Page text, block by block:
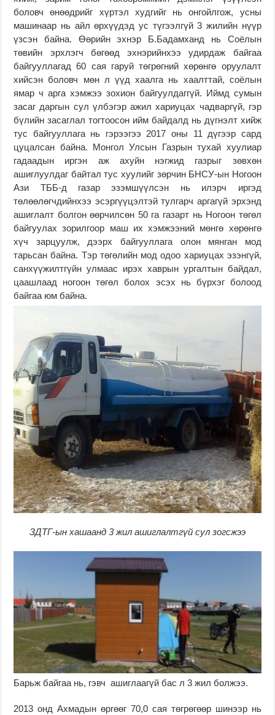
боловч өнөөдрийг хүртэл худгийг нь онгойлгож, усны
машинаар нь айл өрхүүдэд ус түгээлгүй 3 жилийн нүүр
үзсэн байна. Өөрийн эхнэр Б.Бадамханд нь Соёлын
төвийн эрхлэгч бөгөөд эхнэрийнхээ удирдаж байгаа
байгууллагад 60 сая гаруй төгрөгний хөрөнгө оруулалт
хийсэн боловч мөн л үүд хаалга нь хаалттай, соёлын
ямар ч арга хэмжээ зохион байгуулдаггүй. Иймд сумын
засаг даргын сул үлбэгэр ажил хариуцах чадваргүй, гэр
бүлийн засаглал тогтоосон ийм байдалд нь дүгнэлт хийж
тус байгууллага нь гэрээгээ 2017 оны 11 дүгээр сард
цуцалсан байна. Монгол Улсын Газрын тухай хуулиар
гадаадын иргэн аж ахуйн нэгжид газрыг зөвхөн
ашиглуулдаг байтал тус хуулийг зөрчин БНСУ-ын Ногоон
Ази ТББ-д газар эзэмшүүлсэн нь илэрч иргэд
төлөөлөгчдийнхээ эсэргүүцэлтэй тулгарч аргагүй эрхэнд
ашиглалт болгон өөрчилсөн 50 га газарт нь Ногоон төгөл
байгуулах зорилгоор маш их хэмжээний мөнгө хөрөнгө
хүч зарцуулж, дээрх байгууллага олон мянган мод
тарьсан байна. Тэр төгөлийн мод одоо хариуцах эзэнгүй,
санхүүжилтгүйн улмаас ирэх хаврын ургалтын байдал,
цаашлаад ногоон төгөл болох эсэх нь бүрхэг болоод
байгаа юм байна.
ЗДТГ-ын хашаанд 3 жил ашиглалтгүй сул зогсжээ
Барьж байгаа нь, гэвч ашиглаагүй бас л 3 жил болжээ.
2013 онд Ахмадын өргөөг 70,0 сая төгрөгөөр шинээр нь